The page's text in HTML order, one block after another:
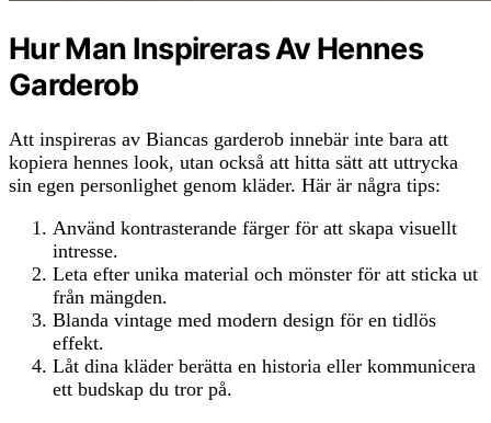
Hur Man Inspireras Av Hennes
Garderob
Att inspireras av Biancas garderob innebär inte bara att
kopiera hennes look, utan också att hitta sätt att uttrycka
sin egen personlighet genom kläder. Här är några tips:
Använd kontrasterande färger för att skapa visuellt
intresse.
Leta efter unika material och mönster för att sticka ut
från mängden.
Blanda vintage med modern design för en tidlös
effekt.
Låt dina kläder berätta en historia eller kommunicera
ett budskap du tror på.